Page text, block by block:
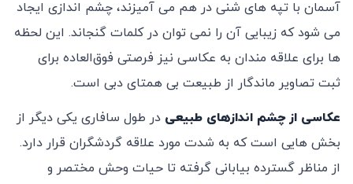
آسمان با تپه‌ های شنی در هم می ‌آمیزند، چشم ‌اندازی ایجاد
می ‌شود که زیبایی آن را نمی ‌توان در کلمات گنجاند. این لحظه
‌ها برای علاقه ‌مندان به عکاسی نیز فرصتی فوق‌العاده برای
ثبت تصاویر ماندگار از طبیعت بی ‌همتای دبی است.
عکاسی از چشم‌ اندازهای طبیعی در طول سافاری یکی دیگر از
بخش‌ هایی است که به شدت مورد علاقه گردشگران قرار دارد.
از مناظر گسترده بیابانی گرفته تا حیات وحش مختصر و